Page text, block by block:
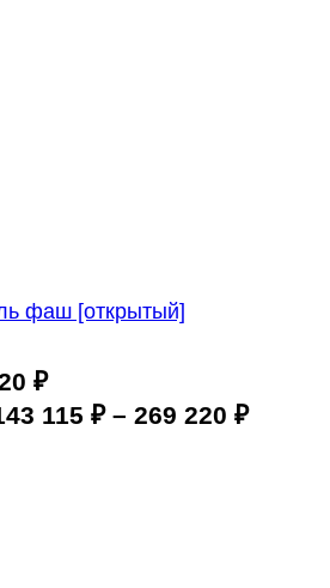
фаш [открытый]
₽
115 ₽ – 269 220 ₽